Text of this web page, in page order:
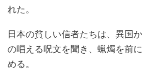
れた。
日本の貧しい信者たちは、異国
の唱える呪文を聞き、蝋燭を前
める。